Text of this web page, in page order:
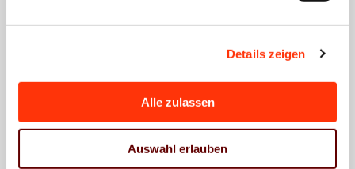
Details zeigen
Alle zulassen
Auswahl erlauben
September
24. Juni
2024
21. Juni
2024
21. Juni